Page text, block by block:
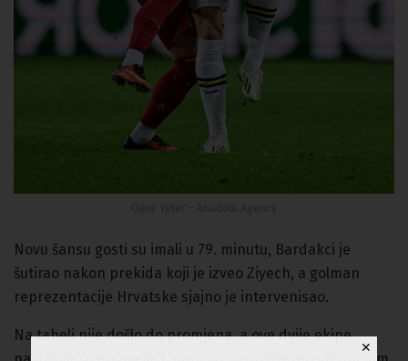
Novu šansu gosti su imali u 79. minutu, Bardakci je
šutirao nakon prekida koji je izveo Ziyech, a golman
reprezentacije Hrvatske sjajno je intervenisao.
Na tabeli nije došlo do promjena, a ove dvije ekipe
✕